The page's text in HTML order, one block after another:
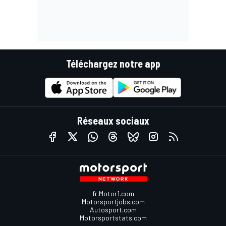
Téléchargez notre app
Réseaux sociaux
fr.Motor1.com
Motorsportjobs.com
Autosport.com
Motorsportstats.com